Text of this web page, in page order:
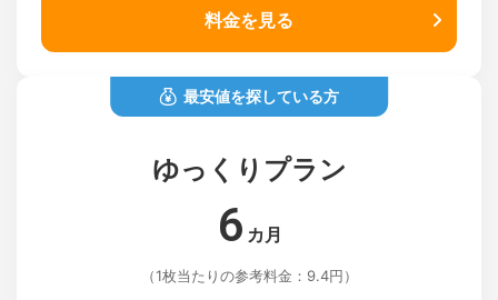
料金を見る
最安値を探している方
ゆっくりプラン
6 カ月
（1枚当たりの参考料金：9.4円）